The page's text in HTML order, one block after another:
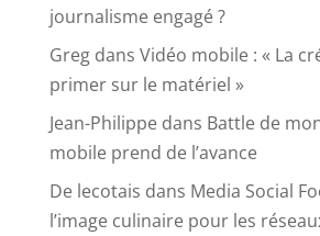
journalisme engagé ?
Gregdans Vidéo mobile : « La
primer sur le matériel »
Jean-Philippedans Battle de
mobile prend de l’avance
De lecotais dans Media Social
l’image culinaire pour les